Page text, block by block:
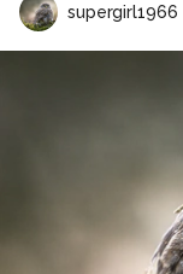
supergirl1966